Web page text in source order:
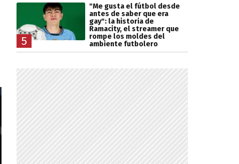
5
"Me gusta el fútbol desde
antes de saber que era
gay": la historia de
Ramacity, el streamer que
rompe los moldes del
ambiente futbolero